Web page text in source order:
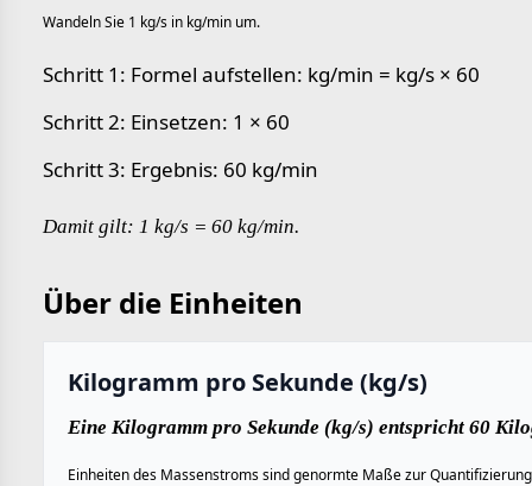
Wandeln Sie 1 kg/s in kg/min um.
Schritt 1: Formel aufstellen: kg/min = kg/s × 60
Schritt 2: Einsetzen: 1 × 60
Schritt 3: Ergebnis: 60 kg/min
Damit gilt: 1 kg/s = 60 kg/min.
Über die Einheiten
Kilogramm pro Sekunde (kg/s)
Eine Kilogramm pro Sekunde (kg/s) entspricht 60
Einheiten des Massenstroms sind genormte Maße zur